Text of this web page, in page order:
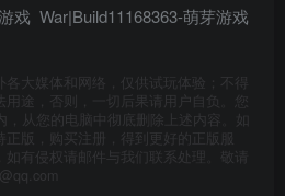
大媒体和网络，仅供试玩体验；不得
途，否则，一切后果请用户自负。您
从您的电脑中彻底删除上述内容。如
正版，购买注册，得到更好的正版服
有侵权请邮件与我们联系处理。敬请